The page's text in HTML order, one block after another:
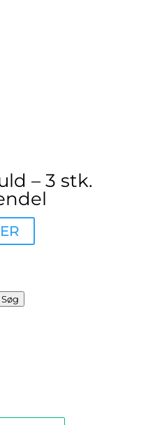
– 3 stk.
Søg